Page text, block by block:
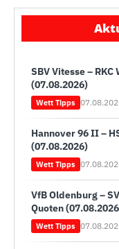
SBV Vitesse –
(07.08.2026)
Wett Tipps
Hannover 96 II –
(07.08.2026)
Wett Tipps
VfB Oldenburg –
Quoten
Wett Tipps